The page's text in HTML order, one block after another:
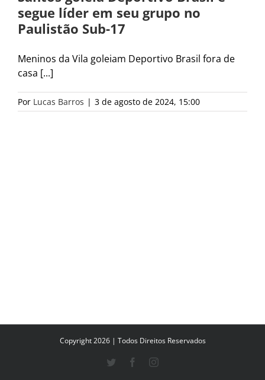
segue líder em seu grupo no
Paulistão Sub-17
Meninos da Vila goleiam Deportivo Brasil fora de
casa [...]
Por Lucas Barros | 3 de agosto de 2024, 15:00
Copyright 2026 | Todos Direitos Reservados
Twitter FacebookInstagram